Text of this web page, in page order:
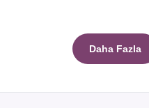
Tarihi süreçte
İrlanda viskisi veya
Daha Fazla